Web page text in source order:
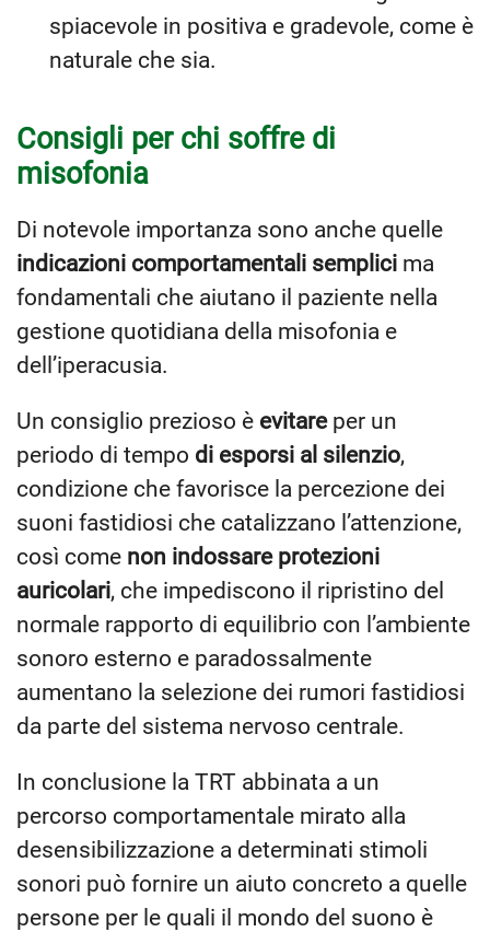
spiacevole in positiva e gradevole, come è
naturale che sia.
Consigli per chi soffre di
misofonia
Di notevole importanza sono anche quelle
indicazioni comportamentali semplici ma
fondamentali che aiutano il paziente nella
gestione quotidiana della misofonia e
dell’iperacusia.
Un consiglio prezioso è evitareper un
periodo di tempo di esporsi al silenzio,
condizione che favorisce la percezione dei
suoni fastidiosi che catalizzano l’attenzione,
così come non indossare protezioni
auricolari, che impediscono il ripristino del
normale rapporto di equilibrio con l’ambiente
sonoro esterno e paradossalmente
aumentano la selezione dei rumori fastidiosi
da parte del sistema nervoso centrale.
In conclusione la TRT abbinata a un
percorso comportamentale mirato alla
desensibilizzazione a determinati stimoli
sonori può fornire un aiuto concreto a quelle
persone per le quali il mondo del suono è